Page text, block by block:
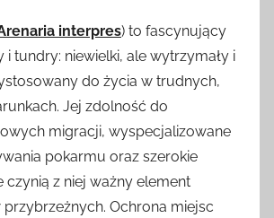
interpres) to fascynujący
i tundry: niewielki, ale wytrzymały i
do życia w trudnych,
Jej zdolność do
migracji, wyspecjalizowane
pokarmu oraz szerokie
czynią z niej ważny element
Ochrona miejsc